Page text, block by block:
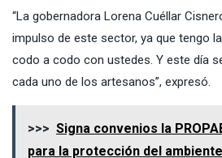
“La gobernadora Lorena Cuéllar
impulso de este sector, ya que tengo
codo a codo con ustedes. Y este día
cada uno de los artesanos”, expresó.
>>> Signa convenios la
para la protección del